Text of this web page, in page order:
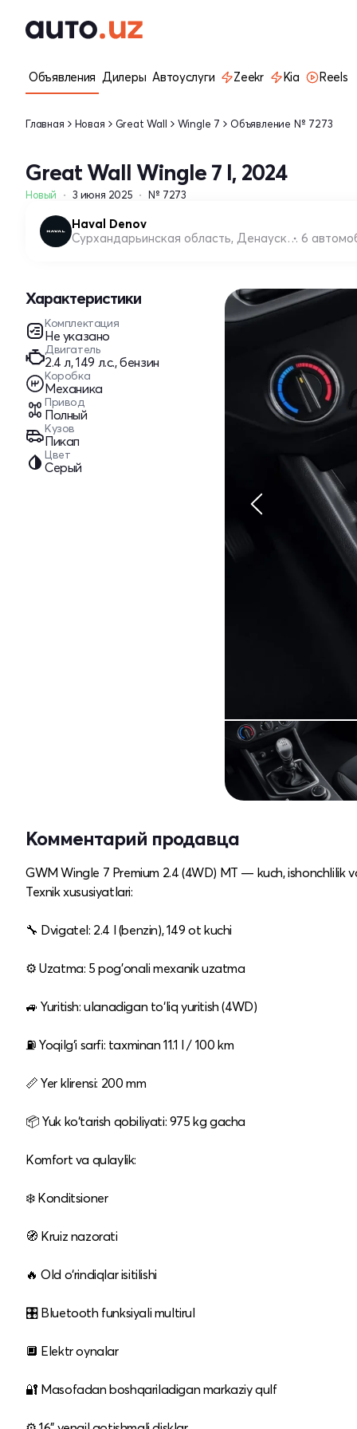
Объявления Дилеры Автоуслуги Zeekr Kia Reels
Главная Новая Great Wall Wingle 7 Объявление № 7273
Great Wall Wingle 7 I, 2024
Новый 3 июня 2025 № 7273
Haval Denov
Сурхандарьинская область, Денауский район 6
Характеристики
Комплектация
Не указано
Двигатель
2.4 л, 149 л.с., бензин
Коробка
Механика
Привод
Полный
Кузов
Пикап
Цвет
Серый
Комментарий продавца
GWM Wingle 7 Premium 2.4 (4WD) MT — kuch, ishonchlilik
Texnik xususiyatlari:
🔧 Dvigatel: 2.4 l (benzin), 149 ot kuchi
⚙️ Uzatma: 5 pog'onali mexanik uzatma
🚙 Yuritish: ulanadigan to‘liq yuritish (4WD)
⛽ Yoqilg‘i sarfi: taxminan 11.1 l / 100 km
📏 Yer klirensi: 200 mm
📦 Yuk ko‘tarish qobiliyati: 975 kg gacha
Komfort va qulaylik:
❄️ Konditsioner
🧭 Kruiz nazorati
🔥 Old o‘rindiqlar isitilishi
🎛 Bluetooth funksiyali multirul
🔲 Elektr oynalar
🔐 Masofadan boshqariladigan markaziy qulf